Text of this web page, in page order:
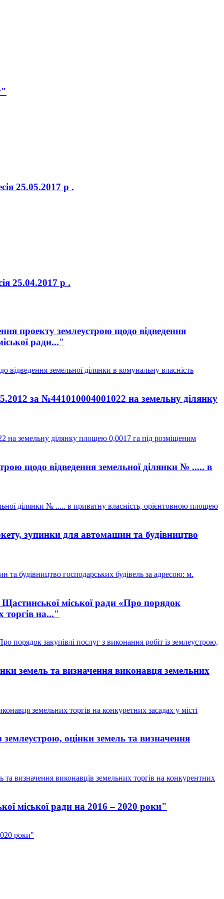
25.05.2017 р .
25.04.2017 р .
проекту землеустрою щодо відведення
ради..."
земельної ділянки в комунальну власність
за №441010004001022 на земельну ділянку
на земельну ділянку площею 0,0017 га під розміщеним
щодо відведення земельної ділянки № ..... в
ділянки № ..... в приватну власність, орієнтовною площею
зупинки для автомашин та будівництво
будівництво господарських будівель за адресою: м.
міської ради «Про порядок
торгів на..."
закупівлі послуг з виконання робіт із землеустрою,
земель та визначення виконавця земельних
земельних торгів на конкуретних засадах у місті
оцінки земель та визначення
визначення виконавців земельних торгів на конкурентних
міської ради на 2016 – 2020 роки"
роки"